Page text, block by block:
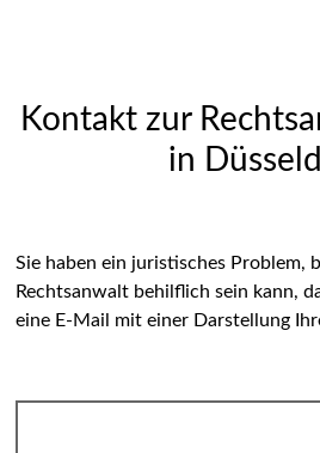
Kontakt zur
in
Sie haben ein juristisches Problem,
Rechtsanwalt behilflich sein kann,
eine E-Mail mit einer Darstellung